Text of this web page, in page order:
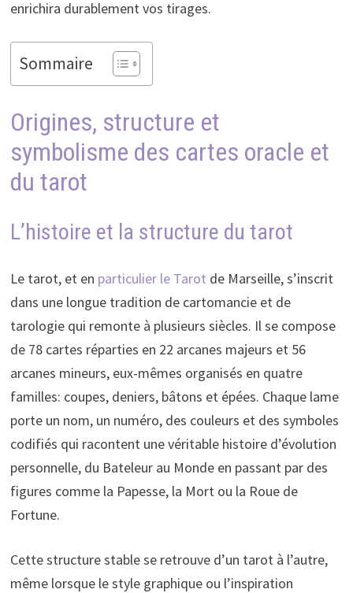
enrichira durablement vos tirages.
Sommaire
Origines, structure et
symbolisme des cartes oracle et
du tarot
L’histoire et la structure du tarot
Le tarot, et en particulier le Tarot de Marseille, s’inscrit
dans une longue tradition de cartomancie et de
tarologie qui remonte à plusieurs siècles. Il se compose
de 78 cartes réparties en 22 arcanes majeurs et 56
arcanes mineurs, eux-mêmes organisés en quatre
familles: coupes, deniers, bâtons et épées. Chaque lame
porte un nom, un numéro, des couleurs et des symboles
codifiés qui racontent une véritable histoire d’évolution
personnelle, du Bateleur au Monde en passant par des
figures comme la Papesse, la Mort ou la Roue de
Fortune.
Cette structure stable se retrouve d’un tarot à l’autre,
même lorsque le style graphique ou l’inspiration